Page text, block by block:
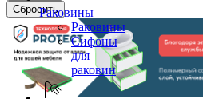
Раковины
Раковины
Сифоны
для
раковин